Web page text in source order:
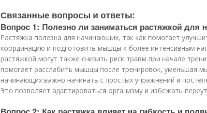
Связанные вопросы и ответы:
Вопрос 1: Полезно ли заниматься растяжкой для
Растяжка полезна для начинающих, так как помогает
координацию и подготовить мышцы к более интенсивным
растяжкой могут также снизить риск травм при начале
помогает расслабить мышцы после тренировок, уменьшая
начинающих важно начинать с простых упражнений и
Это позволяет адаптироваться организму и избежать